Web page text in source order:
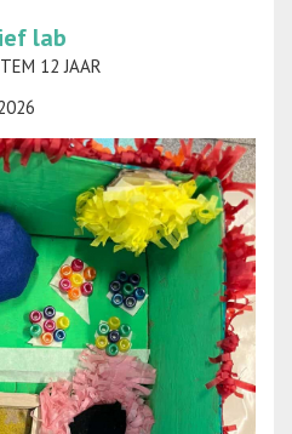
lab
12 JAAR